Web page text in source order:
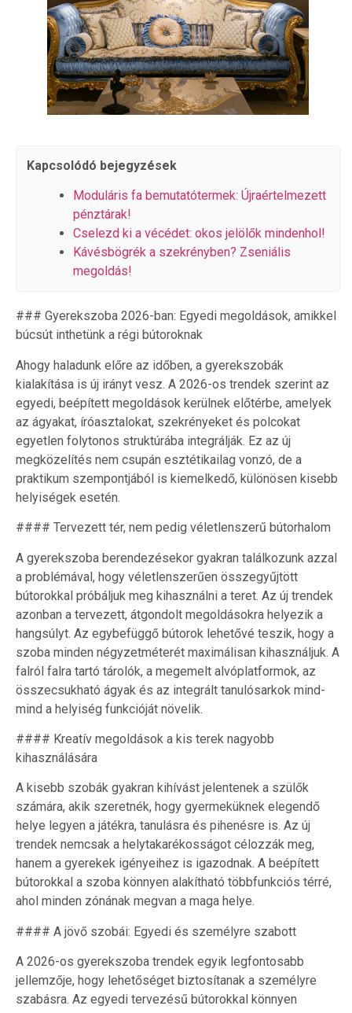
Kapcsolódó bejegyzések
Moduláris fa bemutatótermek: Újraértelmezett
pénztárak!
Cselezd ki a vécédet: okos jelölők mindenhol!
Kávésbögrék a szekrényben? Zseniális
megoldás!
### Gyerekszoba 2026-ban: Egyedi megoldások, amikkel
búcsút inthetünk a régi bútoroknak
Ahogy haladunk előre az időben, a gyerekszobák
kialakítása is új irányt vesz. A 2026-os trendek szerint az
egyedi, beépített megoldások kerülnek előtérbe, amelyek
az ágyakat, íróasztalokat, szekrényeket és polcokat
egyetlen folytonos struktúrába integrálják. Ez az új
megközelítés nem csupán esztétikailag vonzó, de a
praktikum szempontjából is kiemelkedő, különösen kisebb
helyiségek esetén.
#### Tervezett tér, nem pedig véletlenszerű bútorhalom
A gyerekszoba berendezésekor gyakran találkozunk azzal
a problémával, hogy véletlenszerűen összegyűjtött
bútorokkal próbáljuk meg kihasználni a teret. Az új trendek
azonban a tervezett, átgondolt megoldásokra helyezik a
hangsúlyt. Az egybefüggő bútorok lehetővé teszik, hogy a
szoba minden négyzetméterét maximálisan kihasználjuk. A
falról falra tartó tárolók, a megemelt alvóplatformok, az
összecsukható ágyak és az integrált tanulósarkok mind-
mind a helyiség funkcióját növelik.
#### Kreatív megoldások a kis terek nagyobb
kihasználására
A kisebb szobák gyakran kihívást jelentenek a szülők
számára, akik szeretnék, hogy gyermeküknek elegendő
helye legyen a játékra, tanulásra és pihenésre is. Az új
trendek nemcsak a helytakarékosságot célozzák meg,
hanem a gyerekek igényeihez is igazodnak. A beépített
bútorokkal a szoba könnyen alakítható többfunkciós térré,
ahol minden zónának megvan a maga helye.
#### A jövő szobái: Egyedi és személyre szabott
A 2026-os gyerekszoba trendek egyik legfontosabb
jellemzője, hogy lehetőséget biztosítanak a személyre
szabásra. Az egyedi tervezésű bútorokkal könnyen